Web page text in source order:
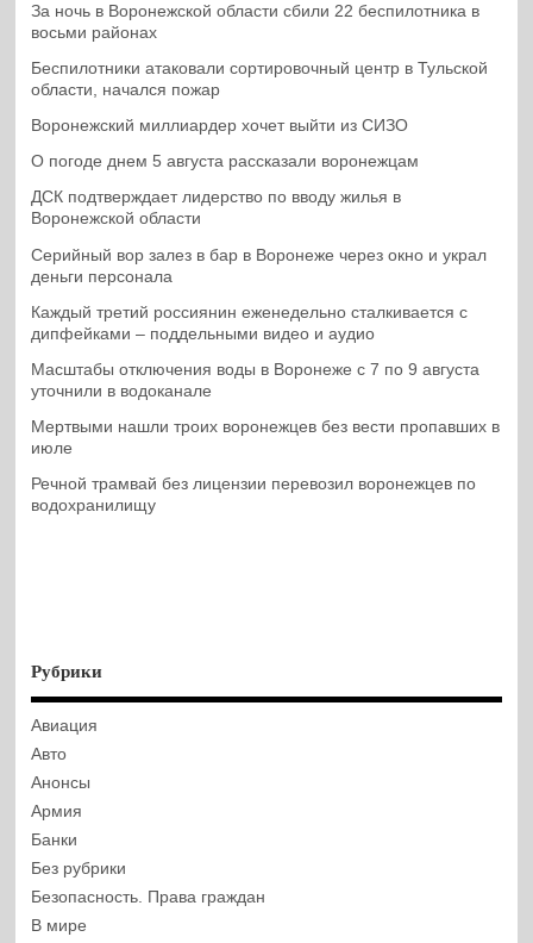
За ночь в Воронежской области сбили 22 беспилотника в
восьми районах
Беспилотники атаковали сортировочный центр в Тульской
области, начался пожар
Воронежский миллиардер хочет выйти из СИЗО
О погоде днем 5 августа рассказали воронежцам
ДСК подтверждает лидерство по вводу жилья в
Воронежской области
Серийный вор залез в бар в Воронеже через окно и украл
деньги персонала
Каждый третий россиянин еженедельно сталкивается с
дипфейками – поддельными видео и аудио
Масштабы отключения воды в Воронеже с 7 по 9 августа
уточнили в водоканале
Мертвыми нашли троих воронежцев без вести пропавших в
июле
Речной трамвай без лицензии перевозил воронежцев по
водохранилищу
Рубрики
Авиация
Авто
Анонсы
Армия
Банки
Без рубрики
Безопасность. Права граждан
В мире